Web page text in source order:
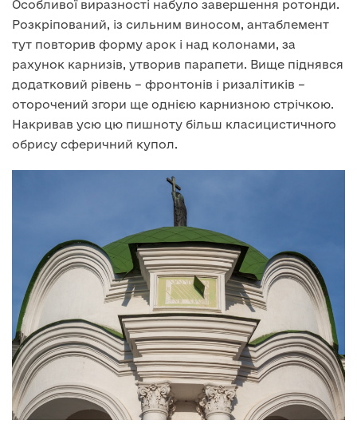
Особливої виразності набуло завершення ротонди.
Розкріпований, із сильним виносом, антаблемент
тут повторив форму арок і над колонами, за
рахунок карнизів, утворив парапети. Вище піднявся
додатковий рівень – фронтонів і ризалітиків –
оторочений згори ще однією карнизною стрічкою.
Накривав усю цю пишноту більш класицистичного
обрису сферичний купол.